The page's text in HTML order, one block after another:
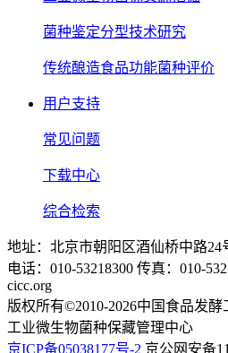
菌种鉴定分型技术研究
传统酿造食品功能菌种评价
用户支持
常见问题
下载中心
综合检索
地址：北京市朝阳区酒仙桥中路24
电话：010-53218300 传真：010-
cicc.org
版权所有©2010-2026中国食品发
工业微生物菌种保藏管理中心
京ICP备05038177号-2 京公网安备